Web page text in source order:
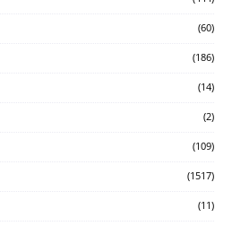
(60)
(186)
(14)
(2)
(109)
(1517)
(11)